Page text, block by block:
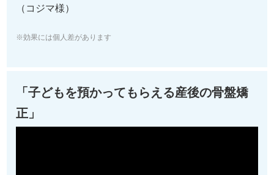
（コジマ様）
※効果には個人差があります
「子どもを預かってもらえる産後の骨盤矯
正」